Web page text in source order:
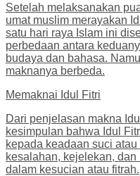
Setelah melaksanakan
umat muslim merayakan
satu hari raya Islam ini
perbedaan antara
budaya dan bahasa.
maknanya berbeda.
Memaknai Idul Fitri
Dari penjelasan makna
kesimpulan bahwa Idul
kepada keadaan suci
kesalahan, kejelekan,
dalam kesucian atau fitrah.